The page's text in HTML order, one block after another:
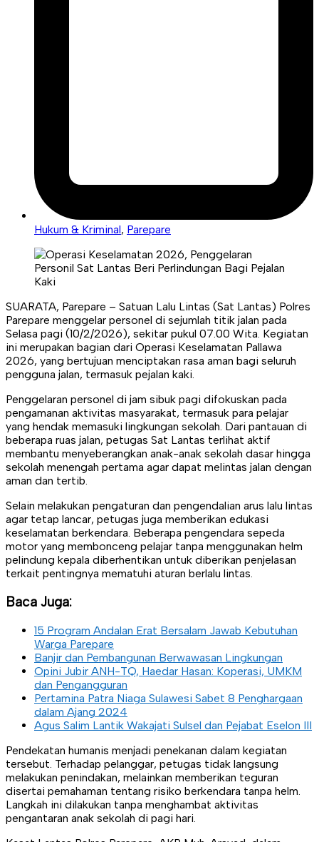
Hukum & Kriminal, Parepare
SUARATA, Parepare – Satuan Lalu Lintas (Sat Lantas) Polres
Parepare menggelar personel di sejumlah titik jalan pada
Selasa pagi (10/2/2026), sekitar pukul 07.00 Wita. Kegiatan
ini merupakan bagian dari Operasi Keselamatan Pallawa
2026, yang bertujuan menciptakan rasa aman bagi seluruh
pengguna jalan, termasuk pejalan kaki.
Penggelaran personel di jam sibuk pagi difokuskan pada
pengamanan aktivitas masyarakat, termasuk para pelajar
yang hendak memasuki lingkungan sekolah. Dari pantauan di
beberapa ruas jalan, petugas Sat Lantas terlihat aktif
membantu menyeberangkan anak-anak sekolah dasar hingga
sekolah menengah pertama agar dapat melintas jalan dengan
aman dan tertib.
Selain melakukan pengaturan dan pengendalian arus lalu lintas
agar tetap lancar, petugas juga memberikan edukasi
keselamatan berkendara. Beberapa pengendara sepeda
motor yang membonceng pelajar tanpa menggunakan helm
pelindung kepala diberhentikan untuk diberikan penjelasan
terkait pentingnya mematuhi aturan berlalu lintas.
Baca Juga:
15 Program Andalan Erat Bersalam Jawab Kebutuhan
Warga Parepare
Banjir dan Pembangunan Berwawasan Lingkungan
Opini Jubir ANH-TQ, Haedar Hasan: Koperasi, UMKM
dan Pengangguran
Pertamina Patra Niaga Sulawesi Sabet 8 Penghargaan
dalam Ajang 2024
Agus Salim Lantik Wakajati Sulsel dan Pejabat Eselon III
Pendekatan humanis menjadi penekanan dalam kegiatan
tersebut. Terhadap pelanggar, petugas tidak langsung
melakukan penindakan, melainkan memberikan teguran
disertai pemahaman tentang risiko berkendara tanpa helm.
Langkah ini dilakukan tanpa menghambat aktivitas
pengantaran anak sekolah di pagi hari.